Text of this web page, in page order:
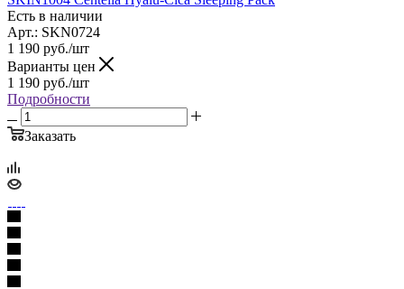
Есть в наличии
Арт.: SKN0724
1 190 руб./шт
Варианты цен
1 190 руб./шт
Подробности
Заказать